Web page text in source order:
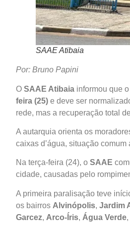
SAAE Atibaia
Por: Bruno Papini
O SAAE Atibaia informou que
feira (25) e deve ser
rede, mas a recuperação total
A autarquia orienta os
caixas d’água, situação
Na terça-feira (24), o SAAE
cidade, causadas pelo
A primeira paralisação teve
os bairros Alvinópolis, Jardim
Garcez, Arco-Íris, Água Verde,